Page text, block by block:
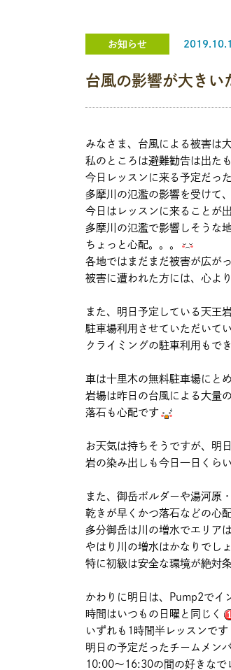
お知らせ
台風の影響が大きい
みなさま、台風による被害は
私のところは避難勧告は出た
今日レッスンに来る予定だっ
多摩川の氾濫の影響を受けて
今日はレッスンに来ることが
多摩川の氾濫で影響しそうな
ちょっと心配。。。
各地ではまだまだ被害が広が
被害に遭われた方には、心よ
また、明日予定している天王
駐車場利用させていただいて
クライミングの駐車利用もで
車は十里木の無料駐車場にと
岩場は昨日の台風による大量
落石も心配です
お天気は持ちそうですが、明
岩の染み出しも今日一日くら
また、御岳ボルダーや湯河原
乾きが早くかつ落石などの心
多分御岳は川の増水でエリア
やはり川の増水はかなりでし
特に初級は安全な環境が絶対
かわりに明日は、Pump2でイ
時間はいつもの日曜と同じく
いずれも1時間半レッスンです
明日の予定だったチームメン
10:00～16:30の間の好きなで